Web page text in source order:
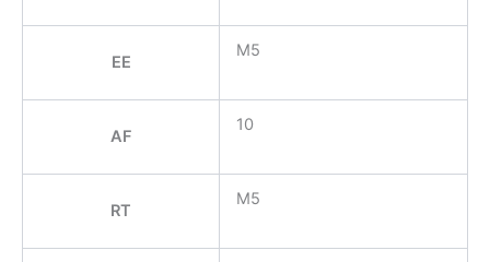
EE
M5
AF
10
RT
M5